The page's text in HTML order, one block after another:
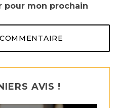
pour mon prochain
AVIS !